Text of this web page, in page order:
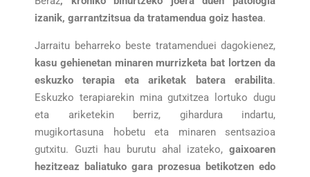
izanik, garrantzitsua da tratamendua goiz hastea.
Jarraitu beharreko beste tratamenduei dagokienez,
kasu gehienetan minaren murrizketa bat lortzen da
eskuzko terapia eta ariketak batera erabilita.
Eskuzko terapiarekin mina gutxitzea lortuko dugu
eta ariketekin berriz, gihardura indartu,
mugikortasuna hobetu eta minaren sentsazioa
gutxitu. Guzti hau burutu ahal izateko, gaixoaren
hezitzeaz baliatuko gara prozesua betikotzen edo